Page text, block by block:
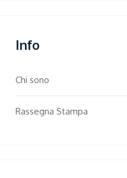
Info
Chi sono
Rassegna Stampa